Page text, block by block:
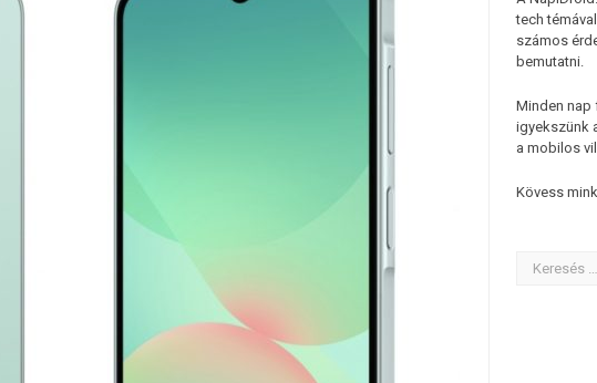
tech
számos
bemutatni.
Minden nap
igyekszünk
a mobilos
Kövess